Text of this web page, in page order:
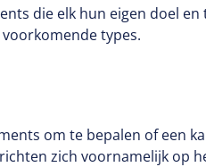
die elk hun eigen doel
types.
om te bepalen of een
zich voornamelijk op